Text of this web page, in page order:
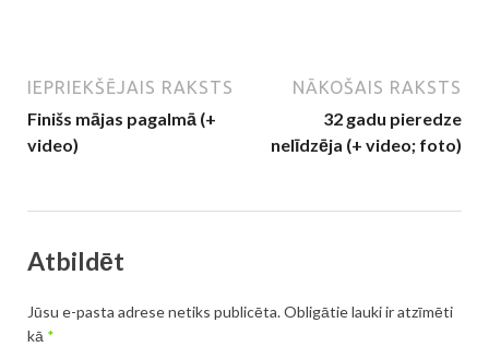
IEPRIEKŠĒJAIS RAKSTS
Finišs mājas pagalmā (+
video)
NĀKOŠAIS RAKSTS
32 gadu pieredze
nelīdzēja (+ video; foto)
Atbildēt
Jūsu e-pasta adrese netiks publicēta.Obligātie lauki ir atzīmēti
kā *